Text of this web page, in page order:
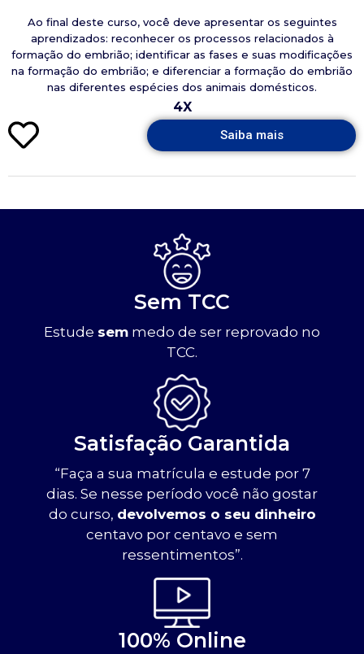
Ao final deste curso, você deve apresentar os seguintes
aprendizados: reconhecer os processos relacionados à
formação do embrião; identificar as fases e suas modificações
na formação do embrião; e diferenciar a formação do embrião
nas diferentes espécies dos animais domésticos.
4X
Saiba mais
Sem TCC
Estude sem medo de ser reprovado no
TCC.
Satisfação Garantida
“Faça a sua matrícula e estude por 7
dias. Se nesse período você não gostar
do curso, devolvemos o seu dinheiro
centavo por centavo e sem
ressentimentos”.
100% Online